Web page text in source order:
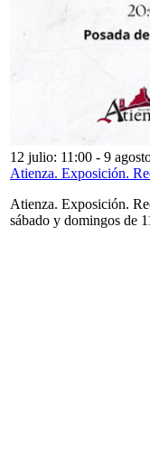
12 julio: 11:00 - 9
Atienza. Exposición.
Atienza. Exposición.
sábado y domingos de